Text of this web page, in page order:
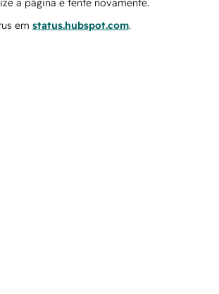
em status.hubspot.com.